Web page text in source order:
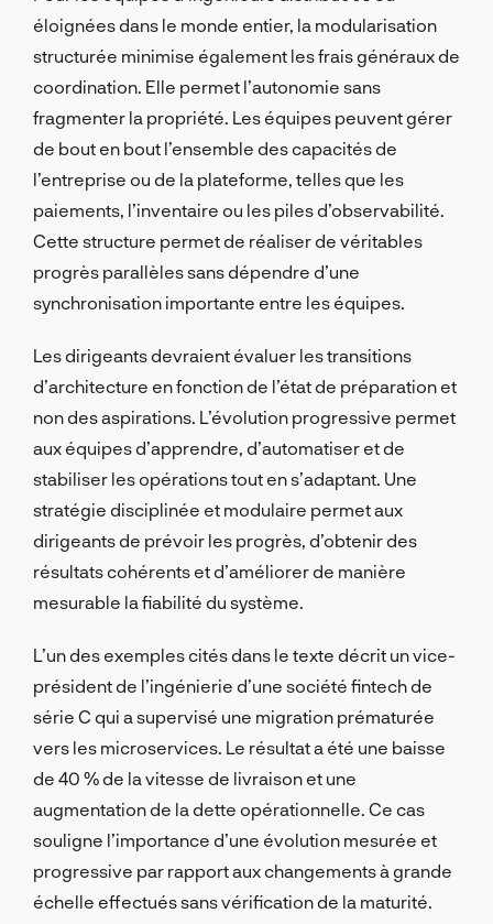
éloignées dans le monde entier, la modularisation
structurée minimise également les frais généraux de
coordination. Elle permet l’autonomie sans
fragmenter la propriété. Les équipes peuvent gérer
de bout en bout l’ensemble des capacités de
l’entreprise ou de la plateforme, telles que les
paiements, l’inventaire ou les piles d’observabilité.
Cette structure permet de réaliser de véritables
progrès parallèles sans dépendre d’une
synchronisation importante entre les équipes.
Les dirigeants devraient évaluer les transitions
d’architecture en fonction de l’état de préparation et
non des aspirations. L’évolution progressive permet
aux équipes d’apprendre, d’automatiser et de
stabiliser les opérations tout en s’adaptant. Une
stratégie disciplinée et modulaire permet aux
dirigeants de prévoir les progrès, d’obtenir des
résultats cohérents et d’améliorer de manière
mesurable la fiabilité du système.
L’un des exemples cités dans le texte décrit un vice-
président de l’ingénierie d’une société fintech de
série C qui a supervisé une migration prématurée
vers les microservices. Le résultat a été une baisse
de 40 % de la vitesse de livraison et une
augmentation de la dette opérationnelle. Ce cas
souligne l’importance d’une évolution mesurée et
progressive par rapport aux changements à grande
échelle effectués sans vérification de la maturité.